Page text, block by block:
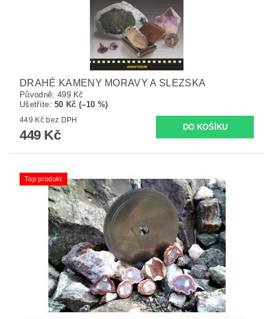
DRAHÉ KAMENY MORAVY A SLEZSKA
Původně: 499 Kč
Ušetříte:50 Kč (–10 %)
449 Kč bez DPH
449 Kč
Top produkt